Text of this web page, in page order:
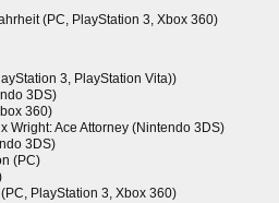
(PC, PlayStation 3, Xbox 360)
3, PlayStation Vita))
3DS)
360)
Wright: Ace Attorney (Nintendo 3DS)
3DS)
(PC)
PlayStation 3, Xbox 360)